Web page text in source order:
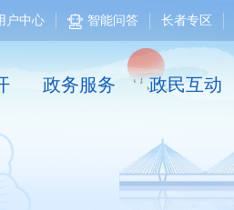
户中心 智能问答 长者专区
政务服务 政民互动